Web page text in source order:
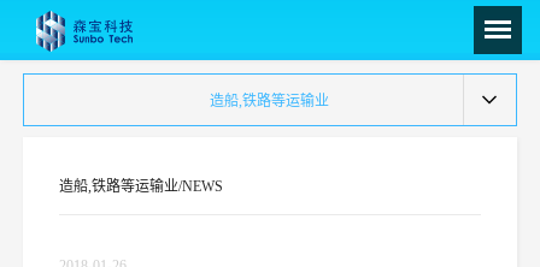
造船,铁路等运输业
造船,铁路等运输业/NEWS